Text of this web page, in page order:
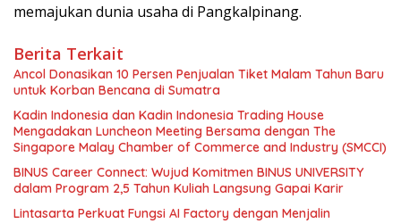
memajukan dunia usaha di Pangkalpinang.
Berita Terkait
Ancol Donasikan 10 Persen Penjualan Tiket Malam Tahun Baru
untuk Korban Bencana di Sumatra
Kadin Indonesia dan Kadin Indonesia Trading House
Mengadakan Luncheon Meeting Bersama dengan The
Singapore Malay Chamber of Commerce and Industry (SMCCI)
BINUS Career Connect: Wujud Komitmen BINUS UNIVERSITY
dalam Program 2,5 Tahun Kuliah Langsung Gapai Karir
Lintasarta Perkuat Fungsi AI Factory dengan Menjalin